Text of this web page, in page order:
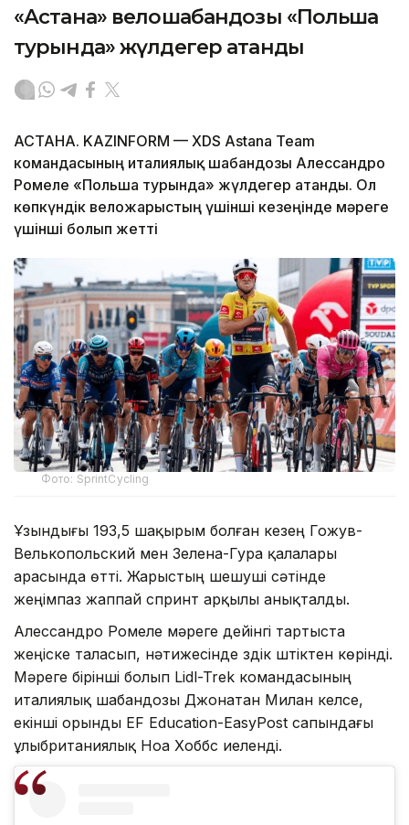
«Астана» велошабандозы «Польша
турында» жүлдегер атанды
АСТАНА. KAZINFORM — XDS Astana Team
командасының италиялық шабандозы Алессандро
Ромеле «Польша турында» жүлдегер атанды. Ол
көпкүндік веложарыстың үшінші кезеңінде мәреге
үшінші болып жетті
Фото: SprintCycling
Ұзындығы 193,5 шақырым болған кезең Гожув-
Велькопольский мен Зелена-Гура қалалары
арасында өтті. Жарыстың шешуші сәтінде
жеңімпаз жаппай спринт арқылы анықталды.
Алессандро Ромеле мәреге дейінгі тартыста
жеңіске таласып, нәтижесінде үздік үштіктен көрінді.
Мәреге бірінші болып Lidl-Trek командасының
италиялық шабандозы Джонатан Милан келсе,
екінші орынды EF Education-EasyPost сапындағы
ұлыбританиялық Ноа Хоббс иеленді.